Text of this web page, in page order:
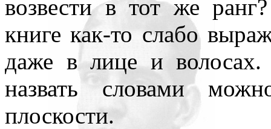
возвести в тот же
книге как-то слабо
даже в лице и волосах.
назвать словами
плоскости.